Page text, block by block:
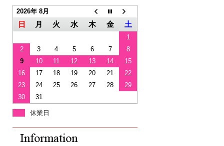
2026年 8月
日 月 火 水 木 金 土
1
2
3 4 5 6 7
8
9
10 11 12 13 14
15
16
17 18 19 20 21
22
23
24 25 26 27 28
29
30
31
休業日